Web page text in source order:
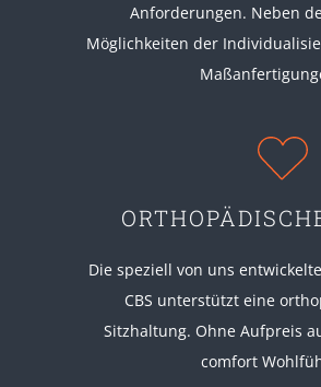
Anforderungen. Neben
Möglichkeiten der
Die speziell von uns
CBS unterstützt eine
Sitzhaltung. Ohne Aufpreis
comfort